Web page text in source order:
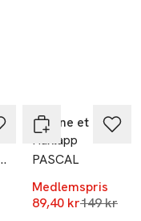
Maxine et Jolie
Haklapp
PASCAL
Medlemspris
89,40 krLägsta
149 kr